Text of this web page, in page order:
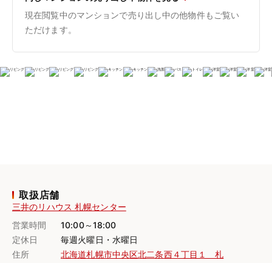
現在閲覧中のマンションで売り出し中の他物件もご覧い
ただけます。
取扱店舗
三井のリハウス 札幌センター
営業時間
10:00～18:00
定休日
毎週火曜日・水曜日
住所
北海道札幌市中央区北二条西４丁目１ 札